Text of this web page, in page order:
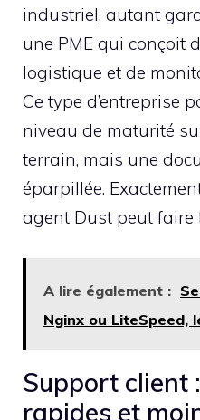
industriel, autant
une PME qui conçoit
logistique et de
Ce type d’entreprise
niveau de maturité
terrain, mais une
éparpillée.
agent Dust peut faire
A lire également :
Nginx ou LiteSpeed,
Support client
rapides et